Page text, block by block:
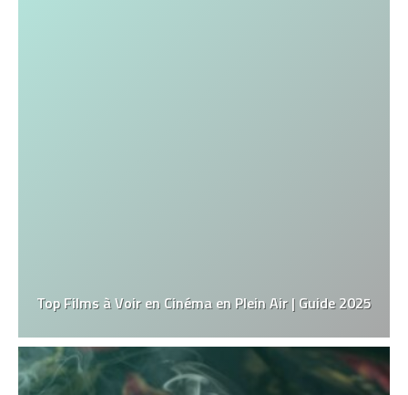
Top Films à Voir en Cinéma en Plein Air | Guide 2025